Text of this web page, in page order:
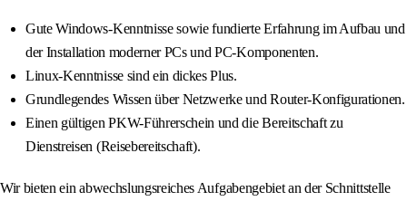
Gute Windows-Kenntnisse sowie fundierte Erfahrung im Aufbau und
der Installation moderner PCs und PC-Komponenten.
Linux-Kenntnisse sind ein dickes Plus.
Grundlegendes Wissen über Netzwerke und Router-Konfigurationen.
Einen gültigen PKW-Führerschein und die Bereitschaft zu
Dienstreisen (Reisebereitschaft).
Wir bieten ein abwechslungsreiches Aufgabengebiet an der Schnittstelle